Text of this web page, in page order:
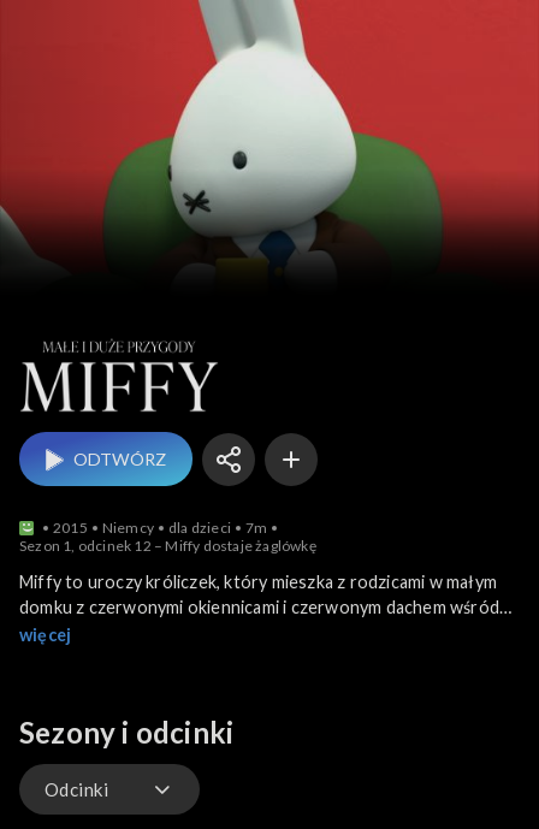
ODTWÓRZ
2015 Niemcy dla dzieci
7m
Sezon 1, odcinek 12 – Miffy dostaje żaglówkę
Miffy to uroczy króliczek, który mieszka z rodzicami w małym
domku z czerwonymi okiennicami i czerwonym dachem wśród
zielonych pól. Jest żądna przygód i lubi zwiedzać z przyjaciółmi
więcej
Sezony i odcinki
Odcinki